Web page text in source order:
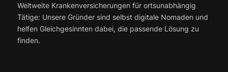
Weltweite Krankenversicherungen für ortsunabhängig
Tätige: Unsere Gründer sind selbst digitale Nomaden und
helfen Gleichgesinnten dabei, die passende Lösung zu
finden.